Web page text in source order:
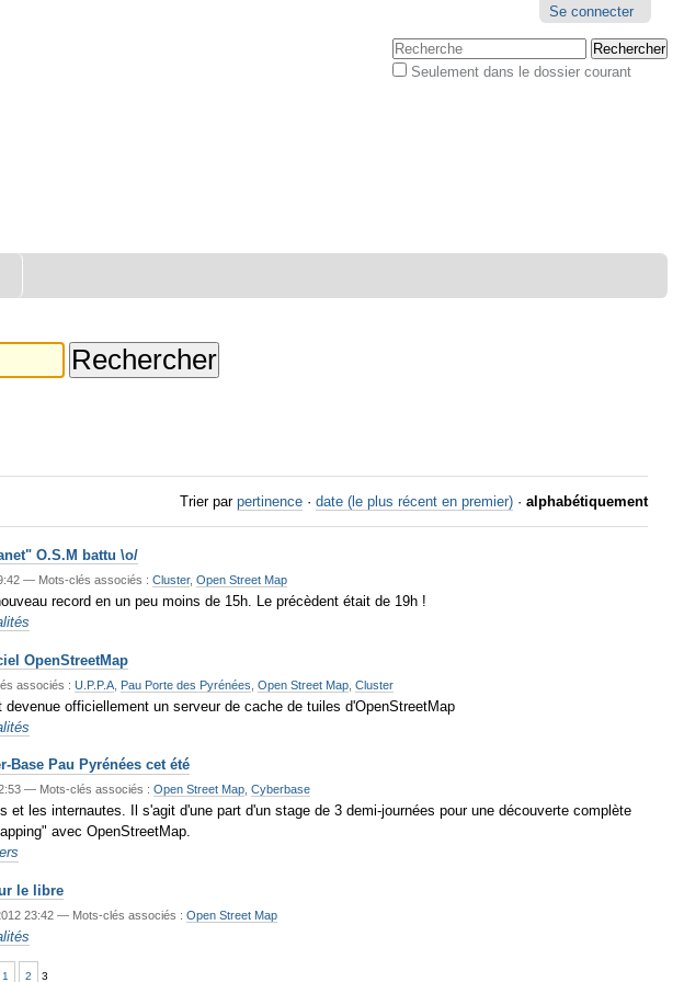
personnels
Se connecter
Chercher par
Seulement dans le dossier courant
Trier par pertinence · date (le plus récent en premier) · alphabétiquement
O.S.M battu \o/
— Mots-clés associés : Cluster, Open Street Map
record en un peu moins de 15h. Le précèdent était de 19h !
OpenStreetMap
associés :U.P.P.A Pau Porte des Pyrénées ,Open Street Map ,Cluster
officiellement un serveur de cache de tuiles d'OpenStreetMap
Base Pau Pyrénées cet été
— Mots-clés associés :Open Street Map ,Cyberbase
les internautes. Il s'agit d'une part d'un stage de 3 demi-journées pour une découverte complète
avec OpenStreetMap.
le libre
23:42— Mots-clés associés :Open Street Map
1 2 3